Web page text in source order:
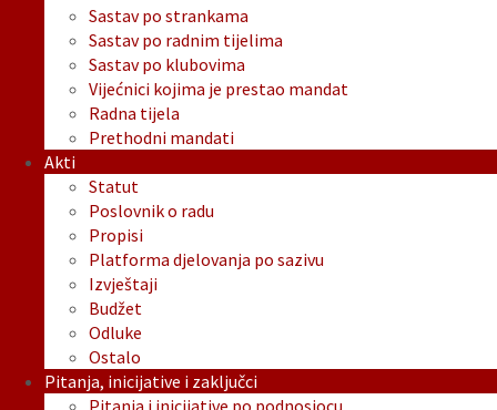
Sastav po strankama
Sastav po radnim tijelima
Sastav po klubovima
Vijećnici kojima je prestao mandat
Radna tijela
Prethodni mandati
Akti
Statut
Poslovnik o radu
Propisi
Platforma djelovanja po sazivu
Izvještaji
Budžet
Odluke
Ostalo
Pitanja, inicijative i zaključci